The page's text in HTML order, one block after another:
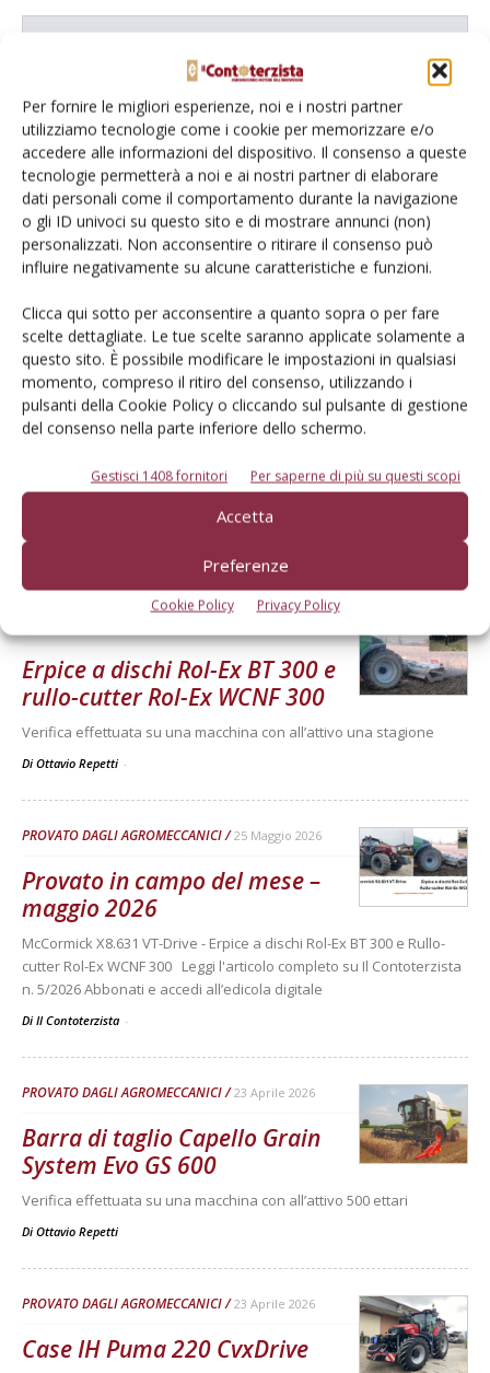
Per fornire le migliori esperienze, noi e i nostri partner
utilizziamo tecnologie come i cookie per memorizzare e/o
accedere alle informazioni del dispositivo. Il consenso a queste
tecnologie permetterà a noi e ai nostri partner di elaborare
dati personali come il comportamento durante la navigazione
o gli ID univoci su questo sito e di mostrare annunci (non)
personalizzati. Non acconsentire o ritirare il consenso può
influire negativamente su alcune caratteristiche e funzioni.
Clicca qui sotto per acconsentire a quanto sopra o per fare
scelte dettagliate. Le tue scelte saranno applicate solamente a
questo sito. È possibile modificare le impostazioni in qualsiasi
momento, compreso il ritiro del consenso, utilizzando i
pulsanti della Cookie Policy o cliccando sul pulsante di gestione
del consenso nella parte inferiore dello schermo.
Gestisci 1408 fornitori Per saperne di più su questi scopi
Accetta
Preferenze
Cookie Policy Privacy Policy
L'Esperto risponde
I consigli di Terra e Vita agli agricoltori
Cerca adesso
Dalla stessa categoria
PROVATO DAGLI AGROMECCANICI
McCormick X8.631 VT-Drive
Verifica effettuata su una macchina con all’attivo 300 ore
Di Ottavio Repetti
Erpice a dischi Rol-Ex BT 300 e
rullo-cutter Rol-Ex WCNF 300
Verifica effettuata su una macchina con all’attivo una stagione
Di Ottavio Repetti -
PROVATO DAGLI AGROMECCANICI 25 Maggio 2026
Provato in campo del mese –
maggio 2026
McCormick X8.631 VT-Drive - Erpice a dischi Rol-Ex BT 300 e Rullo-
cutter Rol-Ex WCNF 300 Leggi l'articolo completo su Il Contoterzista
n. 5/2026 Abbonati e accedi all’edicola digitale
Di Il Contoterzista -
PROVATO DAGLI AGROMECCANICI 23 Aprile 2026
Barra di taglio Capello Grain
System Evo GS 600
Verifica effettuata su una macchina con all’attivo 500 ettari
Di Ottavio Repetti
PROVATO DAGLI AGROMECCANICI 23 Aprile 2026
Case IH Puma 220 CvxDrive